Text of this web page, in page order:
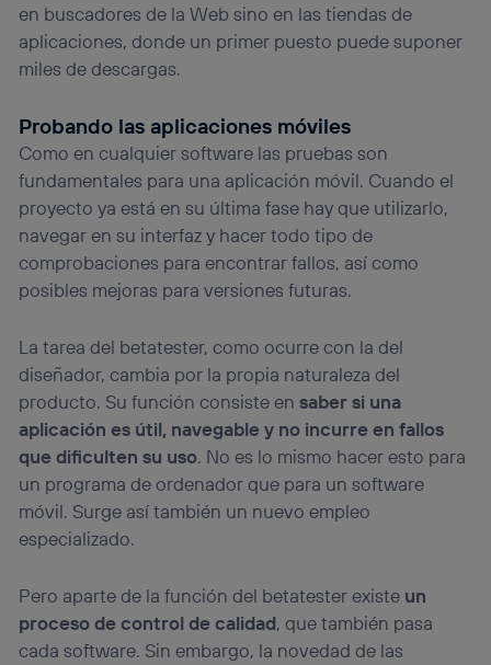
en buscadores de la Web sino en las tiendas de
aplicaciones, donde un primer puesto puede suponer
miles de descargas.
Probando las aplicaciones móviles
Como en cualquier software las pruebas son
fundamentales para una aplicación móvil. Cuando el
proyecto ya está en su última fase hay que utilizarlo,
navegar en su interfaz y hacer todo tipo de
comprobaciones para encontrar fallos, así como
posibles mejoras para versiones futuras.
La tarea del betatester, como ocurre con la del
diseñador, cambia por la propia naturaleza del
producto. Su función consiste ensaber si una
aplicación es útil, navegable y no incurre en fallos
que dificulten su uso. No es lo mismo hacer esto para
un programa de ordenador que para un software
móvil. Surge así también un nuevo empleo
especializado.
Pero aparte de la función del betatester existe un
proceso de control de calidad, que también pasa
cada software. Sin embargo, la novedad de las